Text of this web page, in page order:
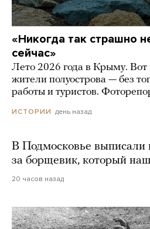
«Никогда так страшно
сейчас»
Лето 2026 года в Крыму. Вот
жители полуострова — без
работы и туристов.
ИСТОРИИ день назад
В Подмосковье
за борщевик, который
20 часов назад